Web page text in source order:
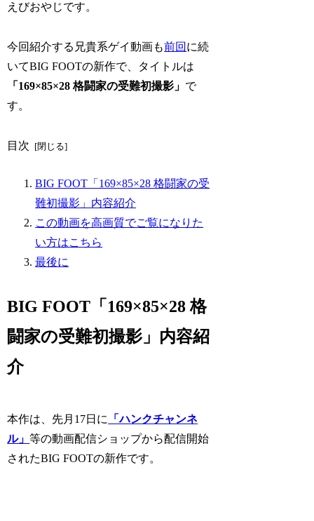
えびおやじです。
今回紹介する兄貴系ゲイ動画も前回 に続
いてBIG FOOTの新作で、タイトルは
「169×85×28 格闘家の受難初撮影」 で
す。
目次
BIG FOOT「169×85×28 格闘家の受
難初撮影」内容紹介
この動画を高画質でご覧になりた
い方はこちら
最後に
BIG FOOT「169×85×28 格
闘家の受難初撮影」内容紹
介
本作は、先月17日に
「ハンクチャンネ
ル」等の動画配信ショップから配信開始
されたBIG FOOTの新作です。